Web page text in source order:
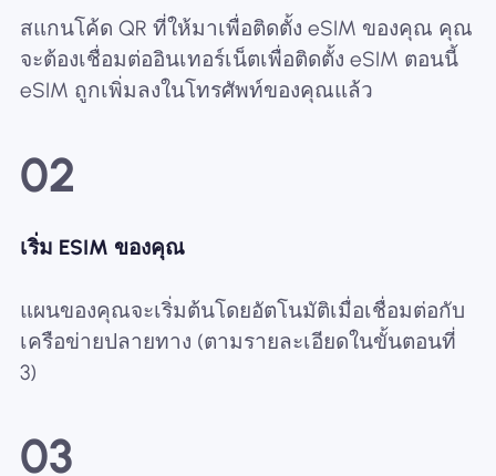
สแกนโค้ด QR ที่ให้มาเพื่อติดตั้ง eSIM ของคุณ คุณ
จะต้องเชื่อมต่ออินเทอร์เน็ตเพื่อติดตั้ง eSIM ตอนนี้
eSIM ถูกเพิ่มลงในโทรศัพท์ของคุณแล้ว
02
เริ่ม ESIM ของคุณ
แผนของคุณจะเริ่มต้นโดยอัตโนมัติเมื่อเชื่อมต่อกับ
เครือข่ายปลายทาง (ตามรายละเอียดในขั้นตอนที่
3)
03